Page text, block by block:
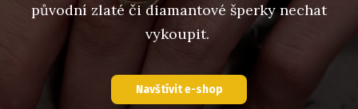
původní zlaté či diamantové šperky nechat
vykoupit.
Navštívit e-shop